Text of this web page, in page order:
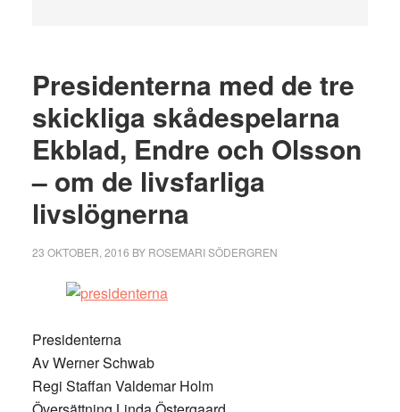
Presidenterna med de tre
skickliga skådespelarna
Ekblad, Endre och Olsson
– om de livsfarliga
livslögnerna
23 OKTOBER, 2016 BY ROSEMARI SÖDERGREN
Presidenterna
Av Werner Schwab
Regi Staffan Valdemar Holm